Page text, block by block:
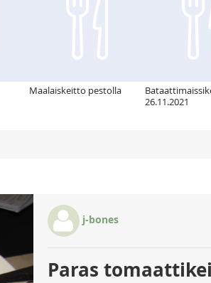
Maalaiskeitto pestolla
26.11.2021
j-bones
Paras